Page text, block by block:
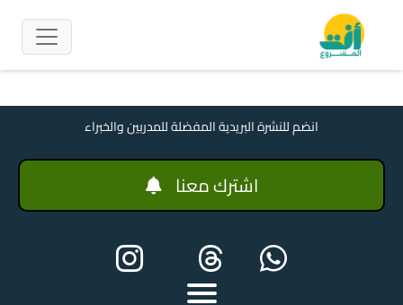
اشترك معنا
انضم للنشرة البريدية المفضلة للمدربين والخبراء